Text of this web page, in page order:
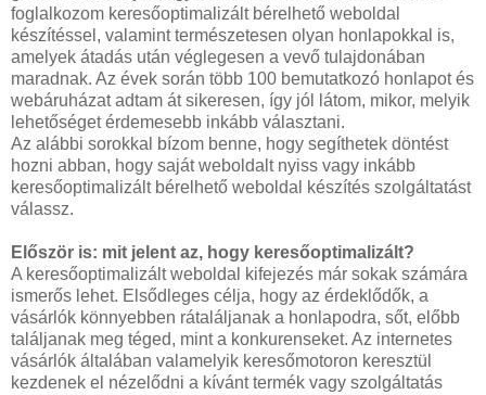
foglalkozom keresőoptimalizált bérelhető weboldal
készítéssel, valamint természetesen olyan honlapokkal is,
amelyek átadás után véglegesen a vevő tulajdonában
maradnak. Az évek során több 100 bemutatkozó honlapot és
webáruházat adtam át sikeresen, így jól látom, mikor, melyik
lehetőséget érdemesebb inkább választani.
Az alábbi sorokkal bízom benne, hogy segíthetek döntést
hozni abban, hogy saját weboldalt nyiss vagy inkább
keresőoptimalizált bérelhető weboldal készítés szolgáltatást
válassz.
Először is: mit jelent az, hogy keresőoptimalizált?
A keresőoptimalizált weboldal kifejezés már sokak számára
ismerős lehet. Elsődleges célja, hogy az érdeklődők, a
vásárlók könnyebben rátaláljanak a honlapodra, sőt, előbb
találjanak meg téged, mint a konkurenseket. Az internetes
vásárlók általában valamelyik keresőmotoron keresztül
kezdenek el nézelődni a kívánt termék vagy szolgáltatás